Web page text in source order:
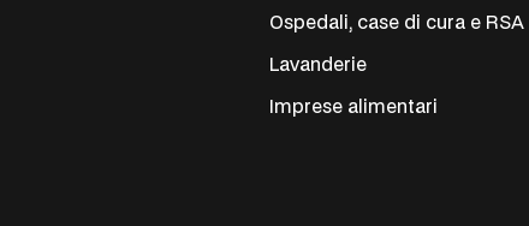
Ospedali, case di cura e RSA
Lavanderie
Imprese alimentari